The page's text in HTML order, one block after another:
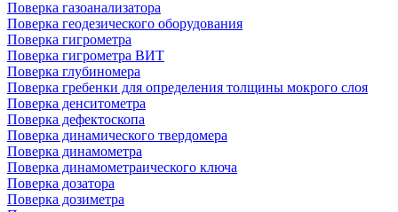
Поверка газоанализатора
Поверка геодезического оборудования
Поверка гигрометра
Поверка гигрометра ВИТ
Поверка глубиномера
Поверка гребенки для определения толщины мокрого слоя
Поверка денситометра
Поверка дефектоскопа
Поверка динамического твердомера
Поверка динамометра
Поверка динамометраического ключа
Поверка дозатора
Поверка дозиметра